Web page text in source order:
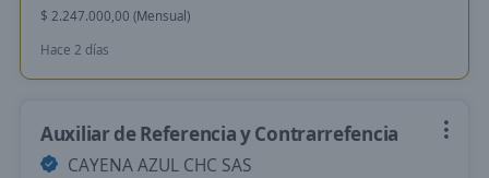
$ 2.247.000,00 (Mensual)
Hace 2 días
Auxiliar de Referencia y Contrarrefencia
CAYENA AZUL CHC SAS